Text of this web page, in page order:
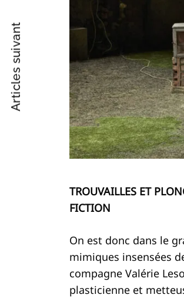
TROUVAILLES ET
FICTION
On est donc dans le
mimiques insensées
compagne Valérie
plasticienne et
Post
Navigation
Articles suivant